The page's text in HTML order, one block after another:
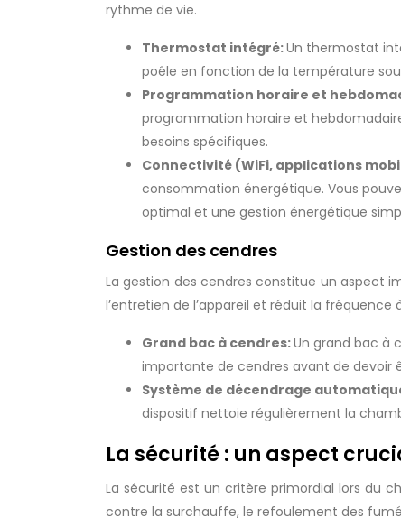
rythme de vie.
Thermostat intégré:Un thermostat
poêle en fonction de la température
Programmation horaire et
programmation horaire et
besoins spécifiques.
Connectivité (WiFi, applications
consommation énergétique. Vous
optimal et une gestion énergétique
Gestion des cendres
La gestion des cendres constitue un aspect
l’entretien de l’appareil et réduit la
Grand bac à cendres:Un grand bac à
importante de cendres avant de devoir
Système de décendrage
dispositif nettoie régulièrement la
La sécurité : un aspect
La sécurité est un critère primordial lors du
contre la surchauffe, le refoulement des